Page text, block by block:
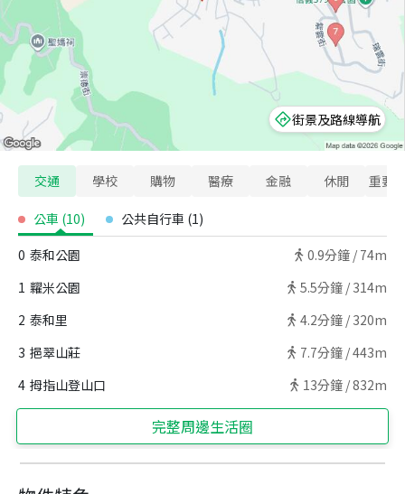
街景及路線導航
交通 學校 購物 醫療 金融 休閒 重要
公車 (10) 公共自行車 (1)
0 泰和公園 0.9分鐘 / 74m
1 糶米公園 5.5分鐘 / 314m
2 泰和里 4.2分鐘 / 320m
3 挹翠山莊 7.7分鐘 /443m
4 拇指山登山口 13分鐘 /832m
完整周邊生活圈